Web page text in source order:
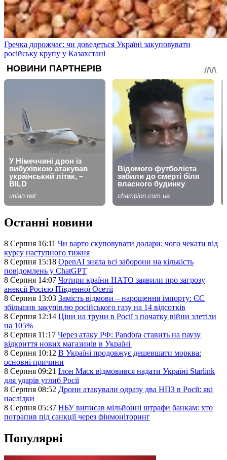
Гречка дорожчає: чи доведеться Україні закуповувати
російську крупу у Казахстані
Останні новини
8 Серпня 16:11 Чи варто скуповувати долари: чого чекати від
курсу наступного тижня
8 Серпня 15:18 OpenAI зняла всі заборони на кількість
повідомлень у ChatGPT
8 Серпня 14:07 Чотири країни НАТО заявили про загрозу
анексії Росією Південної Осетії
8 Серпня 13:03 Замість відмови – нарощення імпорту: ЄС
збільшив закупівлю російського газу на 14 відсотків
8 Серпня 12:14 Ціни на труни в Росії з початку війни злетіли
на 105%
8 Серпня 11:17 Через атаку РФ: Pandora ставить на паузу
відкриття нових магазинів в Україні
8 Серпня 10:12 В Україні продовжує дешевшати морква:
основні причини
8 Серпня 09:21 Ілон Маск відмовився надати Україні Starlink
для ударів углиб Росії
8 Серпня 08:52 Дрони атакували одразу два НПЗ в Росії: які
наслідки
8 Серпня 05:37 НБУ виписав мільйонні штрафи банкам: хто
потрапив під санкції через фінмоніторинг
Популярні